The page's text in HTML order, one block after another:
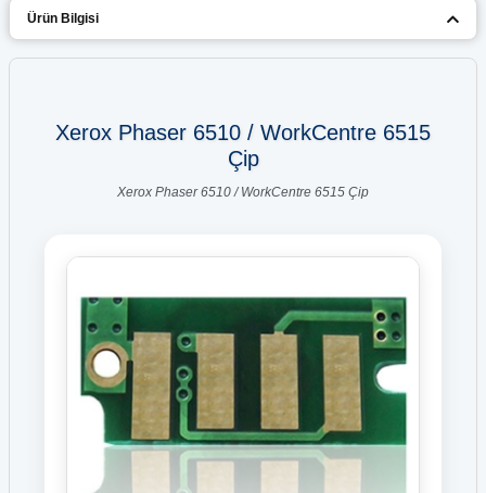
Ürün Bilgisi
Xerox Phaser 6510 / WorkCentre 6515
Çip
Xerox Phaser 6510 / WorkCentre 6515 Çip